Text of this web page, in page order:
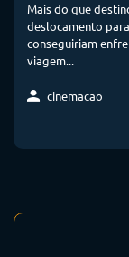
Mais do que
deslocamento
conseguiriam
viagem...
cinemacao